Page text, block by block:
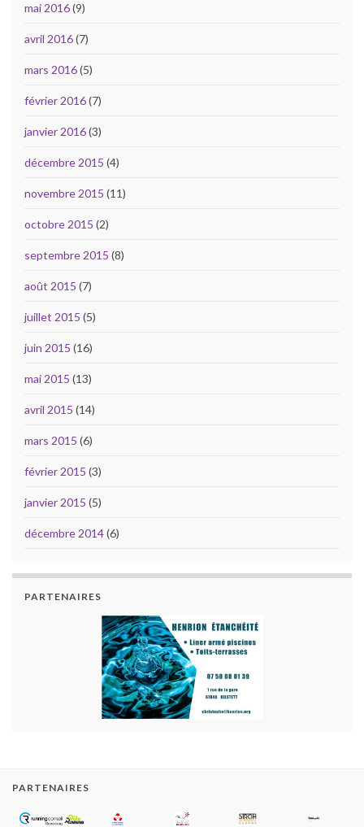
mai 2016(9)
avril 2016(7)
mars 2016(5)
février 2016(7)
janvier 2016(3)
décembre 2015 (4)
novembre 2015 (11)
octobre 2015 (2)
septembre 2015 (8)
août 2015 (7)
juillet 2015 (5)
juin 2015 (16)
mai 2015 (13)
avril 2015 (14)
mars 2015 (6)
février 2015 (3)
janvier 2015 (5)
décembre 2014(6)
PARTENAIRES